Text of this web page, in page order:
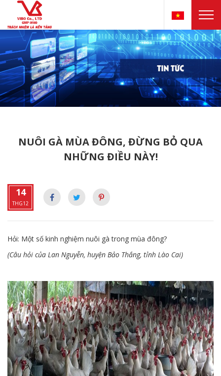
NUÔI GÀ MÙA ĐÔNG, ĐỪNG BỎ QUA
NHỮNG ĐIỀU NÀY!
14
THG12
Hỏi: Một số kinh nghiệm nuôi gà trong mùa đông?
(Câu hỏi của Lan Nguyễn, huyện Bảo Thắng, tỉnh Lào Cai)